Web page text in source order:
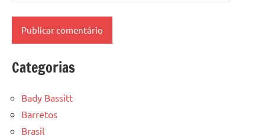
Categorias
Bady Bassitt
Barretos
Brasil